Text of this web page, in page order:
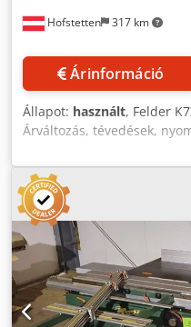
Hofstetten 317 km
Árinformáció
Állapot: használt, Felder
Árváltozás, tévedések,
fenntartva. Dksdpswzzicofx